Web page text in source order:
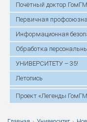
Почётный доктор
Первичная
Информационная
Обработка
УНИВЕРСИТЕТУ – 35!
Летопись
Проект «Легенды